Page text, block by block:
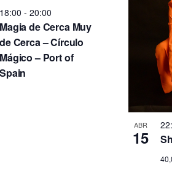
18:00 - 20:00
Magia de Cerca Muy
de Cerca – Círculo
Mágico – Port of
Spain
ABR
15